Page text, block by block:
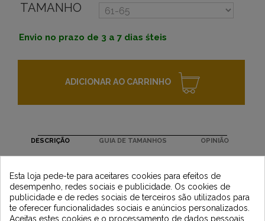
TAMANHO
Envio no prazo de 3 a 7 dias śteis
ADICIONAR AO CARRINHO
DESCRIÇÃO GUIA DE TAMANHOS OPINIÃO
Newsletter
Esta loja pede-te para aceitares cookies para efeitos de
desempenho, redes sociais e publicidade. Os cookies de
publicidade e de redes sociais de terceiros são utilizados para
te oferecer funcionalidades sociais e anúncios personalizados.
Aceitas estes cookies e o processamento de dados pessoais